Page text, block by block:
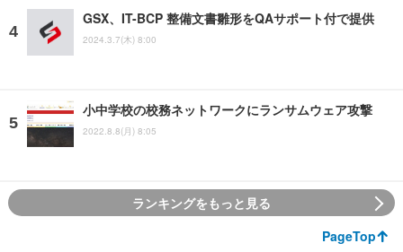
GSX、IT-BCP 整備文書雛形をQAサポート付で提供
2024.3.7(木) 8:00
小中学校の校務ネットワークにランサムウェア攻撃
2022.8.8(月) 8:05
ランキングをもっと見る
PageTop